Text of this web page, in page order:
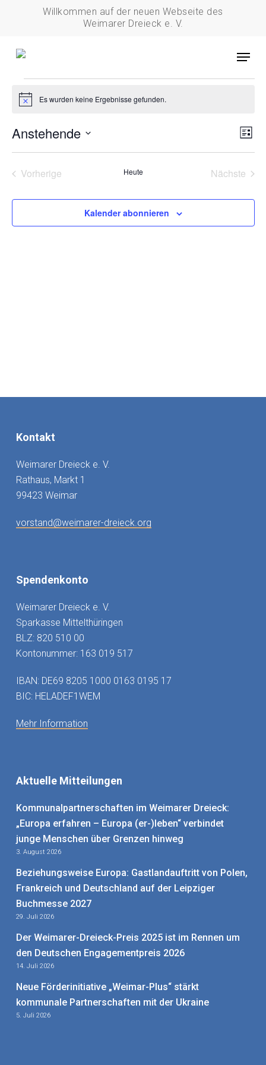
content
Willkommen auf der neuen Webseite des
Weimarer Dreieck e. V.
Menu
Veranstaltungen
HinweisEs wurden keine Ergebnisse gefunden.
Liste
Anstehende
Datum
Vorherige
Heute
Nächste
Kalender abonnieren
Kontakt
Weimarer Dreieck e. V.
Rathaus, Markt 1
99423 Weimar
vorstand@weimarer-dreieck.org
Spendenkonto
Weimarer Dreieck e. V.
Sparkasse Mittelthüringen
BLZ: 820 510 00
Kontonummer: 163 019 517
IBAN: DE69 8205 1000 0163 0195 17
BIC: HELADEF1WEM
Mehr Information
Aktuelle Mitteilungen
Kommunalpartnerschaften im Weimarer Dreieck:
„Europa erfahren – Europa (er-)leben“ verbindet
junge Menschen über Grenzen hinweg
3. August 2026
Beziehungsweise Europa: Gastlandauftritt von Polen,
Frankreich und Deutschland auf der Leipziger
Buchmesse 2027
29. Juli 2026
Der Weimarer-Dreieck-Preis 2025 ist im Rennen um
den Deutschen Engagementpreis 2026
14. Juli 2026
Neue Förderinitiative „Weimar-Plus“ stärkt
kommunale Partnerschaften mit der Ukraine
5. Juli 2026